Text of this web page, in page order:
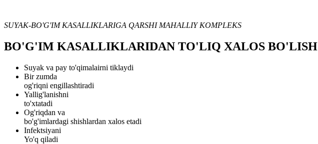
SUYAK-BO'G'IM KASALLIKLARIGA QARSHI MAHALLIY KOMPLEKS
BO'G'IM KASALLIKLARIDAN TO'LIQ XALOS BO'LISH
Suyak va pay to'qimalairni tiklaydi
Bir zumda
og'riqni engillashtiradi
Yallig'lanishni
to'xtatadi
Og'riqdan va
bo'g'imlardagi shishlardan xalos etadi
Infektsiyani
Yo'q qiladi